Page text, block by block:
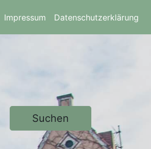
Impressum Datenschutzerklärung
Suchen